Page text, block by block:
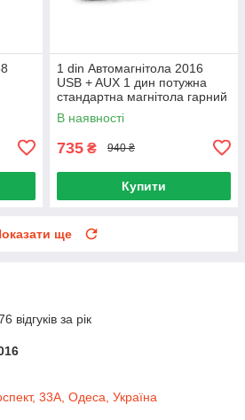
1 din Автомагнітола 2016
USB + AUX 1 дин потужна
стандартна магнітола гарний
дизайн
В наявності
735 ₴ 940 ₴
Купити
ще
відгуків за рік
33А, Одеса, Україна